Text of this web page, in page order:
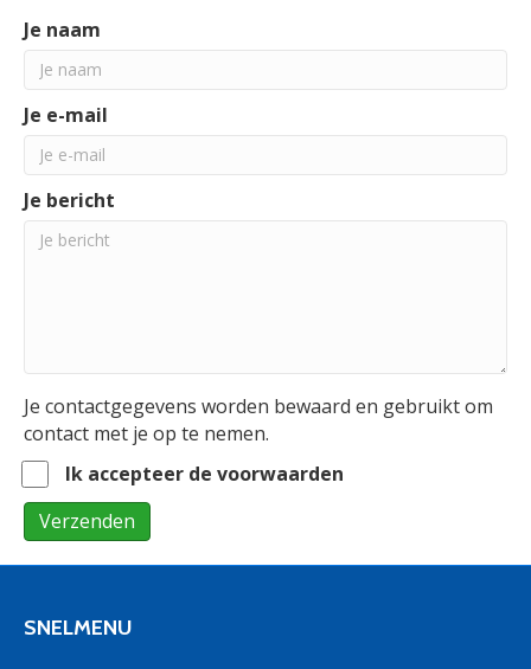
Je naam
Je e-mail
Je bericht
Je contactgegevens worden bewaard en gebruikt om
contact met je op te nemen.
Ik accepteer de voorwaarden
Verzenden
SNELMENU